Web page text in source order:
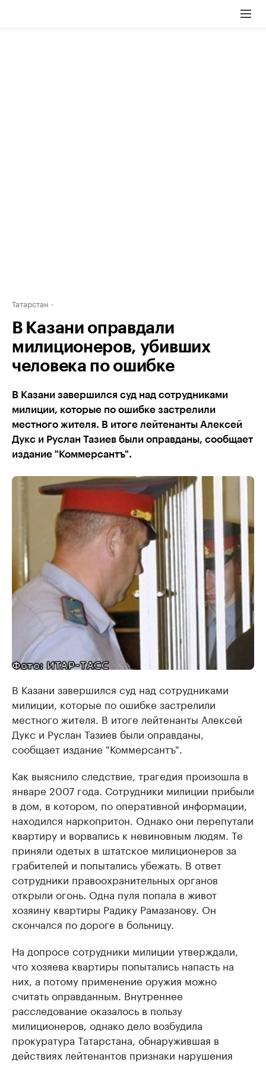
Татарстан
В Казани оправдали
милиционеров, убивших
человека по ошибке
В Казани завершился суд над сотрудниками
милиции, которые по ошибке застрелили
местного жителя. В итоге лейтенанты Алексей
Дукс и Руслан Тазиев были оправданы, сообщает
издание "Коммерсантъ".
В Казани завершился суд над сотрудниками
милиции, которые по ошибке застрелили
местного жителя. В итоге лейтенанты Алексей
Дукс и Руслан Тазиев были оправданы,
сообщает издание "Коммерсантъ".
Как выяснило следствие, трагедия произошла в
январе 2007 года. Сотрудники милиции прибыли
в дом, в котором, по оперативной информации,
находился наркопритон. Однако они перепутали
квартиру и ворвались к невиновным людям. Те
приняли одетых в штатское милиционеров за
грабителей и попытались убежать. В ответ
сотрудники правоохранительных органов
открыли огонь. Одна пуля попала в живот
хозяину квартиры Радику Рамазанову. Он
скончался по дороге в больницу.
На допросе сотрудники милиции утверждали,
что хозяева квартиры попытались напасть на
них, а потому применение оружия можно
считать оправданным. Внутреннее
расследование оказалось в пользу
милиционеров, однако дело возбудила
прокуратура Татарстана, обнаружившая в
действиях лейтенантов признаки нарушения